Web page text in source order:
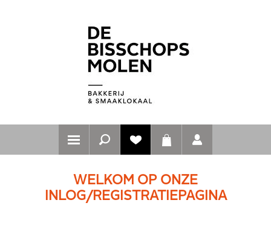
WELKOM OP ONZE
INLOG/REGISTRATIEPAGINA